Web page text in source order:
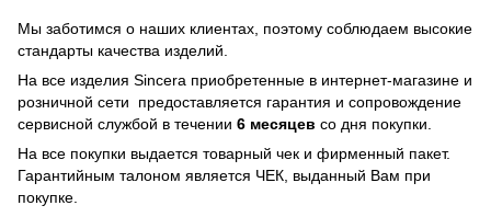
Мы заботимся о наших клиентах, поэтому соблюдаем высокие
стандарты качества изделий.
На все изделия Sincera приобретенные в интернет-магазине и
розничной сети предоставляется гарантия и сопровождение
сервисной службой в течении 6 месяцев со дня покупки.
На все покупки выдается товарный чек и фирменный пакет.
Гарантийным талоном является ЧЕК, выданный Вам при
покупке.